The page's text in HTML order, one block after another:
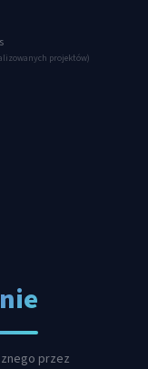
projektów)
przez